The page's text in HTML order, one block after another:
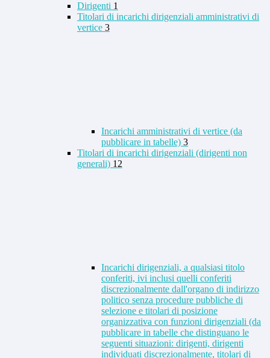
Dirigenti 1
Titolari di incarichi dirigenziali amministrativi di
vertice 3
Incarichi amministrativi di vertice (da
pubblicare in tabelle) 3
Titolari di incarichi dirigenziali (dirigenti non
generali) 12
Incarichi dirigenziali, a qualsiasi titolo
conferiti, ivi inclusi quelli conferiti
discrezionalmente dall'organo di indirizzo
politico senza procedure pubbliche di
selezione e titolari di posizione
organizzativa con funzioni dirigenziali (da
pubblicare in tabelle che distinguano le
seguenti situazioni: dirigenti, dirigenti
individuati discrezionalmente, titolari di